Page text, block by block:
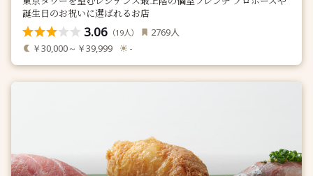
誕生日のお祝いに選ばれるお店
3.06 （19人） 2769人
￥30,000～￥39,999 -